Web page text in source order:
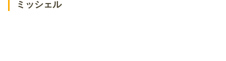
ミッシェル